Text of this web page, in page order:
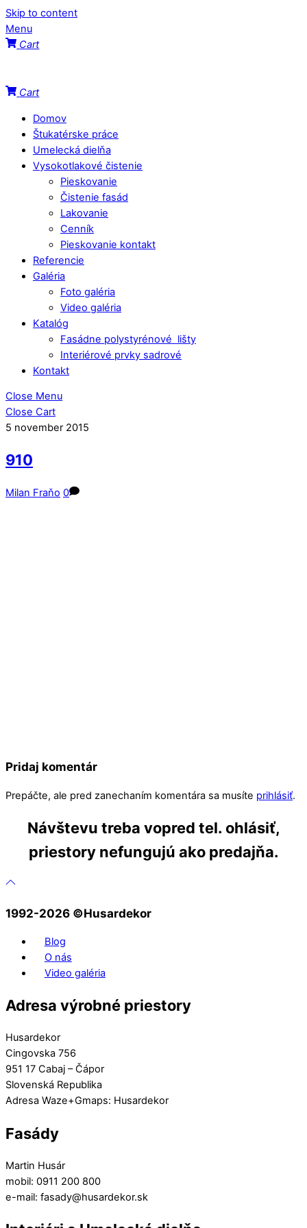
Skip to content
Menu
Cart
Cart
Domov
Štukatérske práce
Umelecká dielňa
Vysokotlakové čistenie
Pieskovanie
Čistenie fasád
Lakovanie
Cenník
Pieskovanie kontakt
Referencie
Galéria
Foto galéria
Video galéria
Katalóg
Fasádne polystyrénové lišty
Interiérové prvky sadrové
Kontakt
Close Menu
Close Cart
5 november 2015
910
Milan Fraňo 0
Pridaj komentár
Prepáčte, ale pred zanechaním komentára sa musíte prihlásiť.
Návštevu treba vopred tel. ohlásiť,
priestory nefungujú ako predajňa.
1992-2026 ©️Husardekor
Blog
O nás
Video galéria
Adresa výrobné priestory
Husardekor
Cingovska 756
951 17 Cabaj – Čápor
Slovenská Republika
Adresa Waze+Gmaps: Husardekor
Fasády
Martin Husár
mobil: 0911 200 800
e-mail: fasady@husardekor.sk